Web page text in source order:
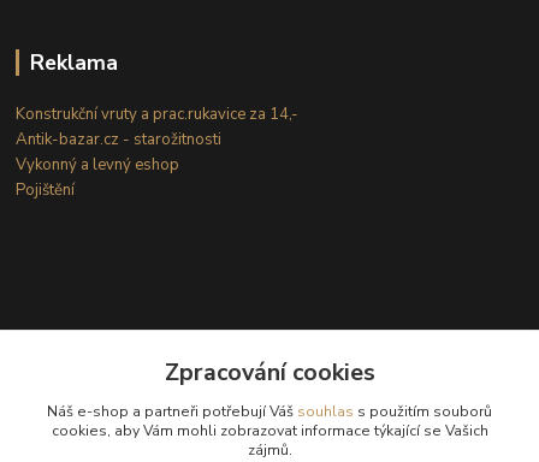
Reklama
Konstrukční vruty a prac.rukavice za 14,-
Antik-bazar.cz - starožitnosti
Vykonný a levný eshop
Pojištění
Kontakty
Zpracování cookies
Náš e-shop a partneři potřebují Váš souhlas s použitím souborů
cookies, aby Vám mohli zobrazovat informace týkající se Vašich
zájmů.